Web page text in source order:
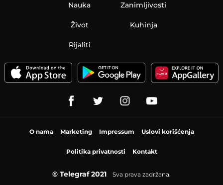
Nauka Zanimljivosti
Život Kuhinja
Rijaliti
O nama Marketing Impressum Uslovi korišćenja
Politika privatnosti Kontakt
© Telegraf 2021 Sva prava zadržana.